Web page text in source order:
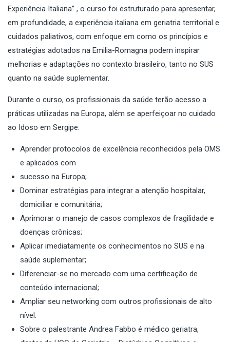
Experiência Italiana” , o curso foi estruturado para apresentar,
em profundidade, a experiência italiana em geriatria territorial e
cuidados paliativos, com enfoque em como os princípios e
estratégias adotados na Emilia-Romagna podem inspirar
melhorias e adaptações no contexto brasileiro, tanto no SUS
quanto na saúde suplementar.
Durante o curso, os profissionais da saúde terão acesso a
práticas utilizadas na Europa, além se aperfeiçoar no cuidado
ao Idoso em Sergipe:
Aprender protocolos de excelência reconhecidos pela OMS
e aplicados com
sucesso na Europa;
Dominar estratégias para integrar a atenção hospitalar,
domiciliar e comunitária;
Aprimorar o manejo de casos complexos de fragilidade e
doenças crônicas;
Aplicar imediatamente os conhecimentos no SUS e na
saúde suplementar;
Diferenciar-se no mercado com uma certificação de
conteúdo internacional;
Ampliar seu networking com outros profissionais de alto
nível.
Sobre o palestrante Andrea Fabbo é médico geriatra,